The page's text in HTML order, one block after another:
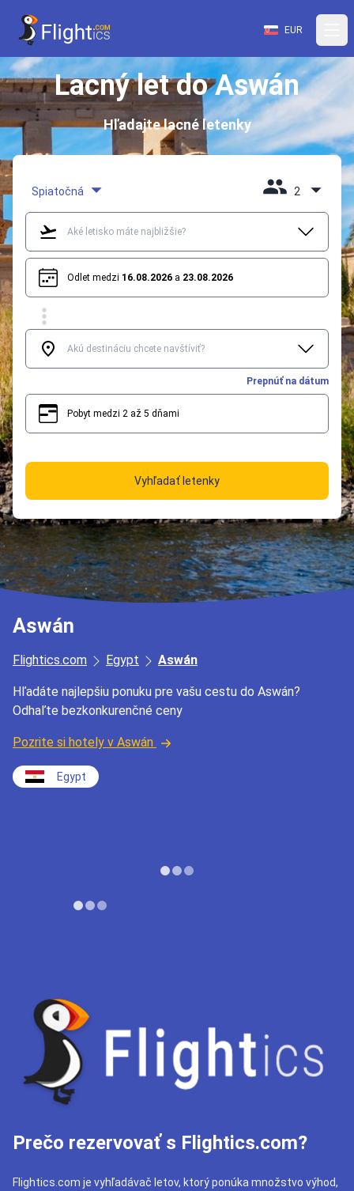
EUR
Lacný let do Aswán
Hľadajte lacné letenky
Spiatočná 2
Odlet medzi 16.08.2026 a 23.08.2026
Prepnúť na dátum
Pobyt medzi 2 až 5 dňami
Vyhľadať letenky
Aswán
Flightics.com Egypt Aswán
Hľadáte najlepšiu ponuku pre vašu cestu do Aswán?
Odhaľte bezkonkurenčné ceny
Pozrite si hotely v Aswán
Egypt
Prečo rezervovať s Flightics.com?
Flightics.com je vyhľadávač letov, ktorý ponúka množstvo výhod,